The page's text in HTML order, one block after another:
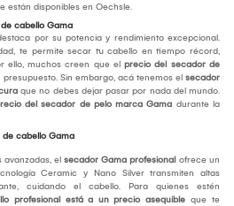
están disponibles en Oechsle.
cabello Gama
por su potencia y rendimiento excepcional.
te permite secar tu cabello en tiempo récord,
ello, muchos creen que el precio del secador de
Sin embargo, acá tenemos el secador
que no debes dejar pasar por nada del mundo.
del secador de pelo marca Gama durante la
cabello Gama
avanzadas, el secador Gama profesional ofrece un
Ceramic y Nano Silver transmiten altas
cuidando el cabello. Para quienes estén
profesional está a un precio asequible que te